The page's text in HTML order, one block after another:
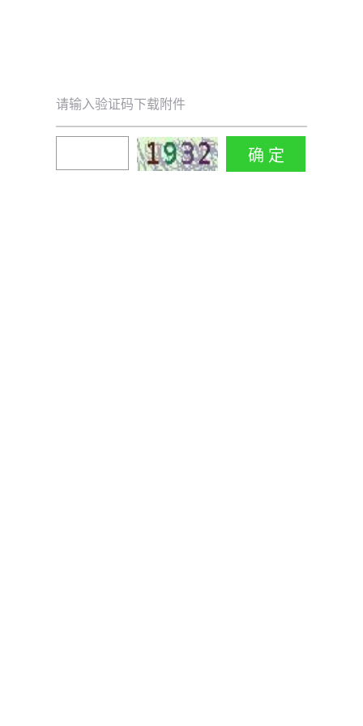
请输入验证码下载附件